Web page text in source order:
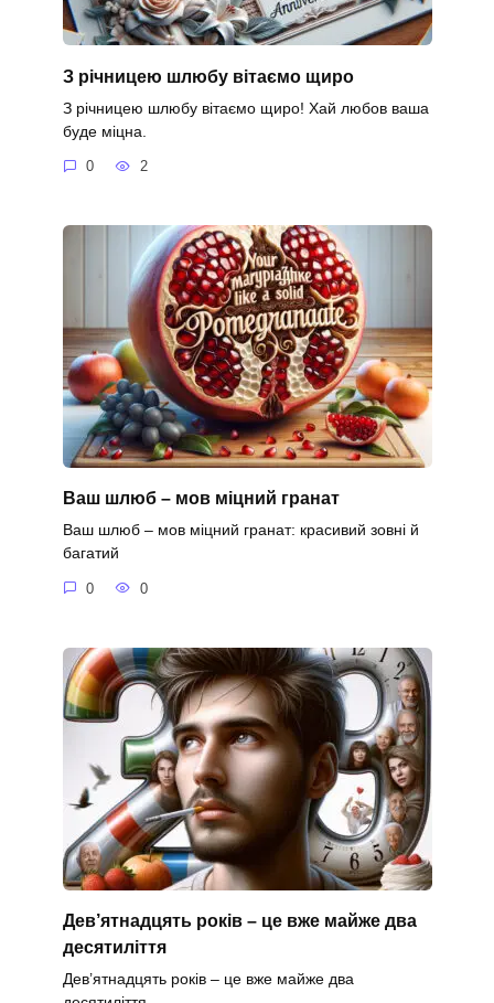
З річницею шлюбу вітаємо щиро
З річницею шлюбу вітаємо щиро! Хай любов ваша
буде міцна.
0 2
Ваш шлюб – мов міцний гранат
Ваш шлюб – мов міцний гранат: красивий зовні й
багатий
0 0
Дев’ятнадцять років – це вже майже два
десятиліття
Дев’ятнадцять років – це вже майже два